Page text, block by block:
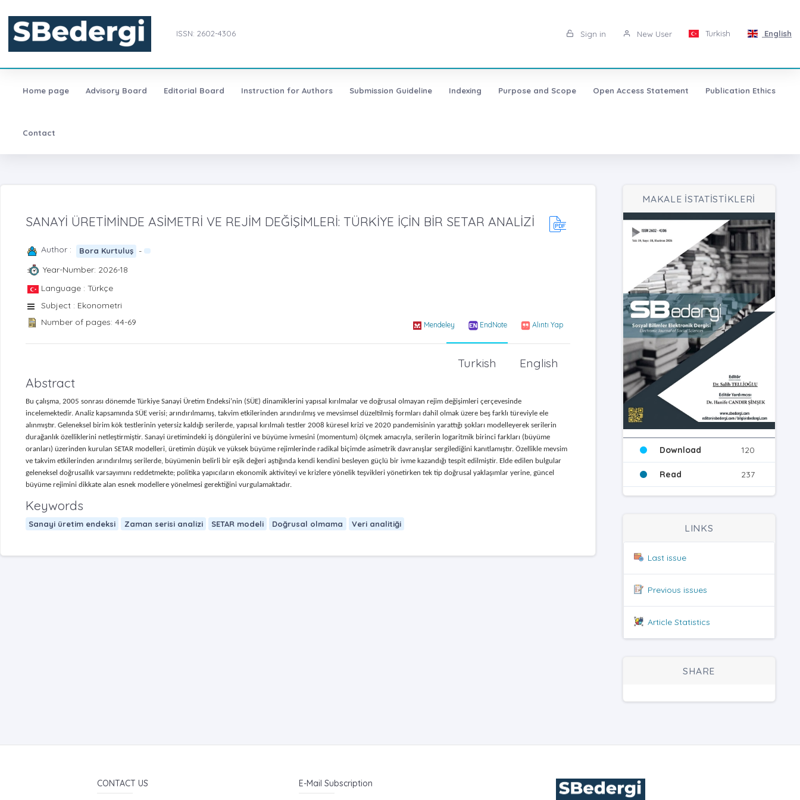
ISSN: 2602-4306 Sign in New User Turkish English
Home page Advisory Board Editorial Board Instruction for Authors Submission Guideline Indexing Purpose and Scope Open Access Statement Publication Ethics
Contact
SANAYİ ÜRETİMİNDE ASİMETRİ VE REJİM DEĞİŞİMLERİ: TÜRKİYE İÇİN BİR SETAR ANALİZİ
Author : Bora Kurtuluş
-
Year-Number: 2026-18
Language : Türkçe
Subject : Ekonometri
Number of pages: 44-69
Mendeley EndNote Alıntı Yap
English
Turkish
Abstract
Bu çalışma, 2005 sonrası dönemde Türkiye Sanayi Üretim Endeksi’nin (SÜE) dinamiklerini yapısal kırılmalar ve doğrusal olmayan rejim değişimleri çerçevesinde
incelemektedir. Analiz kapsamında SÜE verisi; arındırılmamış, takvim etkilerinden arındırılmış ve mevsimsel düzeltilmiş formları dahil olmak üzere beş farklı türeviyle ele
alınmıştır. Geleneksel birim kök testlerinin yetersiz kaldığı serilerde, yapısal kırılmalı testler 2008 küresel krizi ve 2020 pandemisinin yarattığı şokları modelleyerek serilerin
durağanlık özelliklerini netleştirmiştir. Sanayi üretimindeki iş döngülerini ve büyüme ivmesini (momentum) ölçmek amacıyla, serilerin logaritmik birinci farkları (büyüme
oranları) üzerinden kurulan SETAR modelleri, üretimin düşük ve yüksek büyüme rejimlerinde radikal biçimde asimetrik davranışlar sergilediğini kanıtlamıştır. Özellikle mevsim
ve takvim etkilerinden arındırılmış serilerde, büyümenin belirli bir eşik değeri aştığında kendi kendini besleyen güçlü bir ivme kazandığı tespit edilmiştir. Elde edilen bulgular
geleneksel doğrusallık varsayımını reddetmekte; politika yapıcıların ekonomik aktiviteyi ve krizlere yönelik teşvikleri yönetirken tek tip doğrusal yaklaşımlar yerine, güncel
büyüme rejimini dikkate alan esnek modellere yönelmesi gerektiğini vurgulamaktadır.
Keywords
Sanayi üretim endeksi Zaman serisi analizi SETAR modeli Doğrusal olmama Veri analitiği
MAKALE İSTATİSTİKLERİ
Download 120
Read 237
LINKS
Last issue
Previous issues
Article Statistics
SHARE
CONTACT US E-Mail Subscription